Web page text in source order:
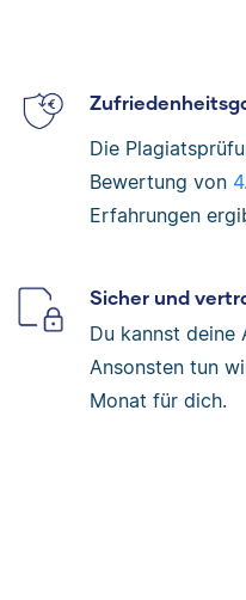
Die
Bewertung von
Erfahrungen
Sicher und
Du kannst deine
Ansonsten tun
Monat für dich.